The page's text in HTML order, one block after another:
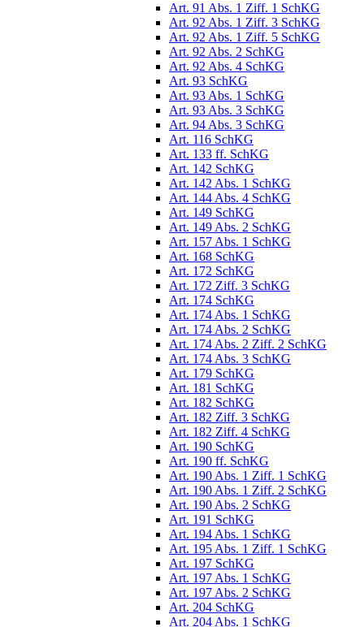
Art. 91 Abs. 1 Ziff. 1 SchKG
Art. 92 Abs. 1 Ziff. 3 SchKG
Art. 92 Abs. 1 Ziff. 5 SchKG
Art. 92 Abs. 2 SchKG
Art. 92 Abs. 4 SchKG
Art. 93 SchKG
Art. 93 Abs. 1 SchKG
Art. 93 Abs. 3 SchKG
Art. 94 Abs. 3 SchKG
Art. 116 SchKG
Art. 133 ff. SchKG
Art. 142 SchKG
Art. 142 Abs. 1 SchKG
Art. 144 Abs. 4 SchKG
Art. 149 SchKG
Art. 149 Abs. 2 SchKG
Art. 157 Abs. 1 SchKG
Art. 168 SchKG
Art. 172 SchKG
Art. 172 Ziff. 3 SchKG
Art. 174 SchKG
Art. 174 Abs. 1 SchKG
Art. 174 Abs. 2 SchKG
Art. 174 Abs. 2 Ziff. 2 SchKG
Art. 174 Abs. 3 SchKG
Art. 179 SchKG
Art. 181 SchKG
Art. 182 SchKG
Art. 182 Ziff. 3 SchKG
Art. 182 Ziff. 4 SchKG
Art. 190 SchKG
Art. 190 ff. SchKG
Art. 190 Abs. 1 Ziff. 1 SchKG
Art. 190 Abs. 1 Ziff. 2 SchKG
Art. 190 Abs. 2 SchKG
Art. 191 SchKG
Art. 194 Abs. 1 SchKG
Art. 195 Abs. 1 Ziff. 1 SchKG
Art. 197 SchKG
Art. 197 Abs. 1 SchKG
Art. 197 Abs. 2 SchKG
Art. 204 SchKG
Art. 204 Abs. 1 SchKG